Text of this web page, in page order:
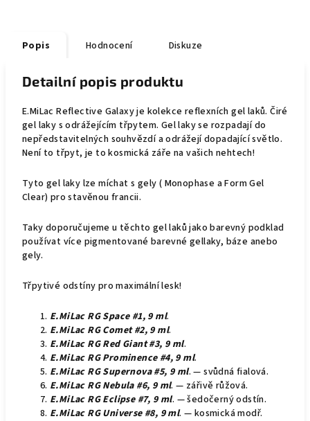
Popis Hodnocení Diskuze
Detailní popis produktu
E.MiLac Reflective Galaxy je kolekce reflexních gel laků. Čiré
gel laky s odrážejícím třpytem. Gel laky se rozpadají do
nepředstavitelných souhvězdí a odrážejí dopadající světlo.
Není to třpyt, je to kosmická záře na vašich nehtech!
Tyto gel laky lze míchat s gely ( Monophase a Form Gel
Clear) pro stavěnou francii.
Taky doporučujeme u těchto gel laků jako barevný podklad
používat více pigmentované barevné gellaky, báze anebo
gely.
Třpytivé odstíny pro maximální lesk!
E.MiLac RG Space #1, 9 ml.
E.MiLac RG Comet #2, 9 ml.
E.MiLac RG Red Giant #3, 9 ml.
E.MiLac RG Prominence #4, 9 ml.
E.MiLac RG Supernova #5, 9 ml. — svůdná fialová.
E.MiLac RG Nebula #6, 9 ml. — zářivě růžová.
E.MiLac RG Eclipse #7, 9 ml. — šedočerný odstín.
E.MiLac RG Universe #8, 9 ml. — kosmická modř.